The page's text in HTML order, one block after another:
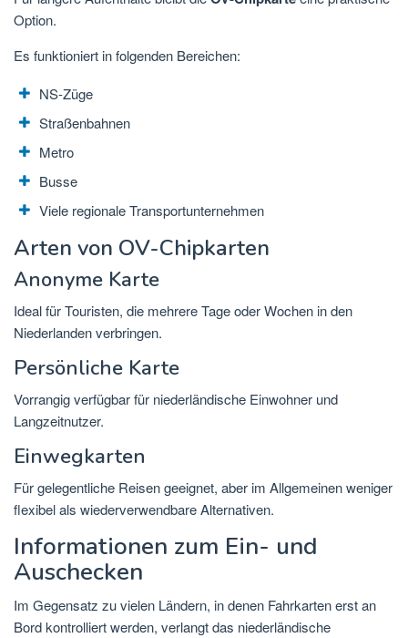
Option.
Es funktioniert in folgenden Bereichen:
NS-Züge
Straßenbahnen
Metro
Busse
Viele regionale Transportunternehmen
Arten von OV-Chipkarten
Anonyme Karte
Ideal für Touristen, die mehrere Tage oder Wochen in den
Niederlanden verbringen.
Persönliche Karte
Vorrangig verfügbar für niederländische Einwohner und
Langzeitnutzer.
Einwegkarten
Für gelegentliche Reisen geeignet, aber im Allgemeinen weniger
flexibel als wiederverwendbare Alternativen.
Informationen zum Ein- und
Auschecken
Im Gegensatz zu vielen Ländern, in denen Fahrkarten erst an
Bord kontrolliert werden, verlangt das niederländische